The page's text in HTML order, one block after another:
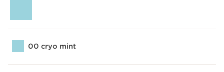
00 cryo mint